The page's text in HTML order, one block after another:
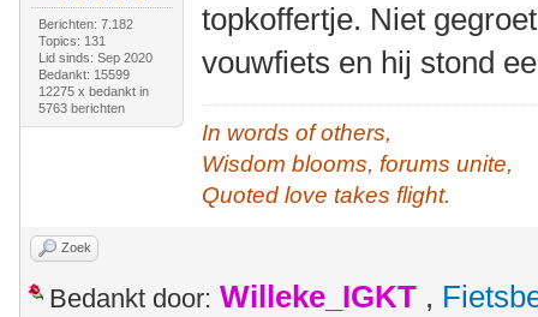
Berichten: 7.182
Topics: 131
Lid sinds: Sep 2020
Bedankt: 15599
12275 x bedankt in
5763 berichten
topkoffertje. Niet
vouwfiets en hij stond
In words of others,
Wisdom blooms, forums unite,
Quoted love takes flight.
Zoek
Bedankt door: Willeke_IGKT ,